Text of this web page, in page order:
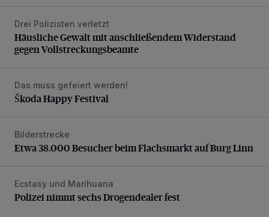
Häusliche Gewalt mit anschließendem Widerstand gegen
Drei Polizisten verletzt
Häusliche Gewalt mit anschließendem Widerstand
gegen Vollstreckungsbeamte
Škoda Happy Festival
Das muss gefeiert werden!
Škoda Happy Festival
Etwa 38.000 Besucher beim Flachsmarkt auf Burg Linn
Bilderstrecke
Etwa 38.000 Besucher beim Flachsmarkt auf Burg Linn
Polizei nimmt sechs Drogendealer fest
Ecstasy und Marihuana
Polizei nimmt sechs Drogendealer fest